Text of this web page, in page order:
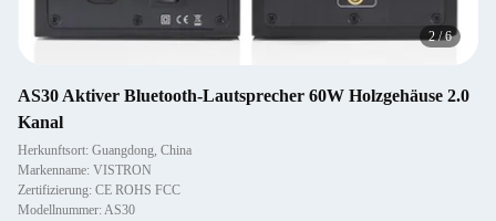
2/6
AS30 Aktiver Bluetooth-Lautsprecher 60W Holzgehäuse 2.0
Kanal
Herkunftsort: Guangdong, China
Markenname: VISTRON
Zertifizierung: CE ROHS FCC
Modellnummer: AS30